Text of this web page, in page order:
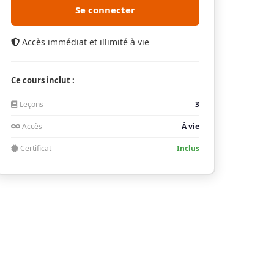
Se connecter
Accès immédiat et illimité à vie
Ce cours inclut :
Leçons 3
Accès À vie
Certificat Inclus